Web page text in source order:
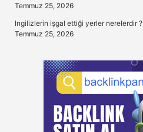
Temmuz 25, 2026
Ingilizlerin işgal ettiği yerler nerelerdir ?
Temmuz 25, 2026